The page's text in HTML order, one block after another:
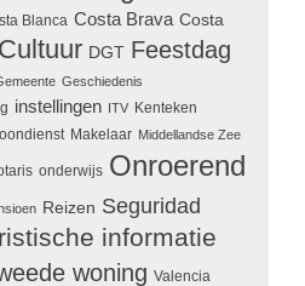
Blanca Costa Brava Costa
Cultuur DGT Feestdag
Geschiedenis
instellingen ITV Kenteken
Makelaar Middellandse Zee
onderwijs Onroerend
Reizen Seguridad
informatie
woning Valencia